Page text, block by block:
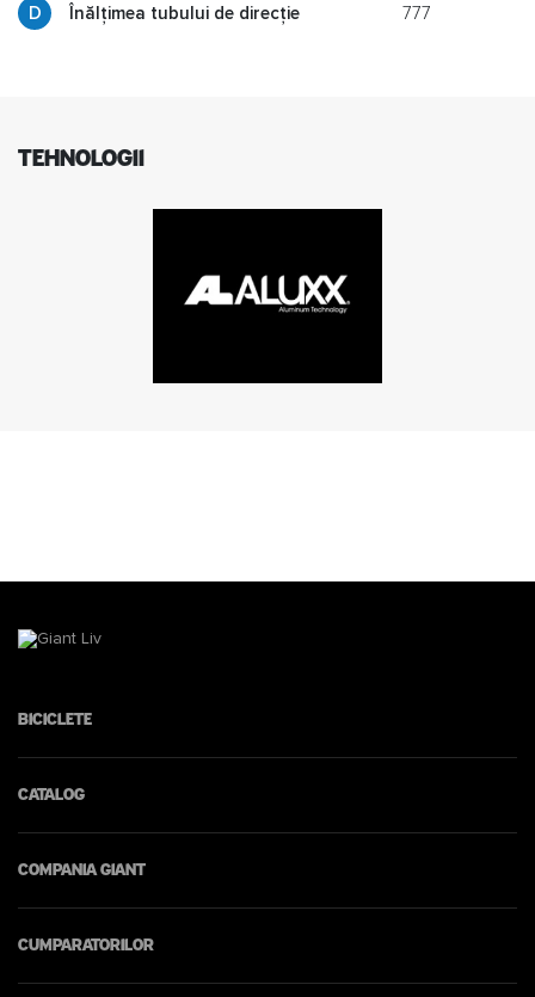
Înălțimea tubului de direcție 777
TEHNOLOGII
Biciclete
Catalog
Compania Giant
Cumparatorilor